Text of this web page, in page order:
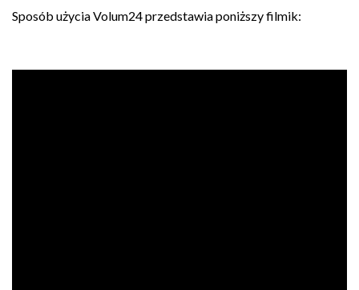
Sposób użycia Volum24 przedstawia poniższy filmik: